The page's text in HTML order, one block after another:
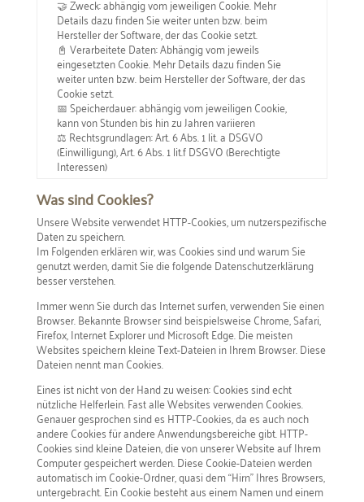
🤝 Zweck: abhängig vom jeweiligen Cookie. Mehr
Details dazu finden Sie weiter unten bzw. beim
Hersteller der Software, der das Cookie setzt.
📓 Verarbeitete Daten: Abhängig vom jeweils
eingesetzten Cookie. Mehr Details dazu finden Sie
weiter unten bzw. beim Hersteller der Software, der das
Cookie setzt.
📅 Speicherdauer: abhängig vom jeweiligen Cookie,
kann von Stunden bis hin zu Jahren variieren
⚖️ Rechtsgrundlagen: Art. 6 Abs. 1 lit. a DSGVO
(Einwilligung), Art. 6 Abs. 1 lit.f DSGVO (Berechtigte
Interessen)
Was sind Cookies?
Unsere Website verwendet HTTP-Cookies, um nutzerspezifische
Daten zu speichern.
Im Folgenden erklären wir, was Cookies sind und warum Sie
genutzt werden, damit Sie die folgende Datenschutzerklärung
besser verstehen.
Immer wenn Sie durch das Internet surfen, verwenden Sie einen
Browser. Bekannte Browser sind beispielsweise Chrome, Safari,
Firefox, Internet Explorer und Microsoft Edge. Die meisten
Websites speichern kleine Text-Dateien in Ihrem Browser. Diese
Dateien nennt man Cookies.
Eines ist nicht von der Hand zu weisen: Cookies sind echt
nützliche Helferlein. Fast alle Websites verwenden Cookies.
Genauer gesprochen sind es HTTP-Cookies, da es auch noch
andere Cookies für andere Anwendungsbereiche gibt. HTTP-
Cookies sind kleine Dateien, die von unserer Website auf Ihrem
Computer gespeichert werden. Diese Cookie-Dateien werden
automatisch im Cookie-Ordner, quasi dem “Hirn” Ihres Browsers,
untergebracht. Ein Cookie besteht aus einem Namen und einem